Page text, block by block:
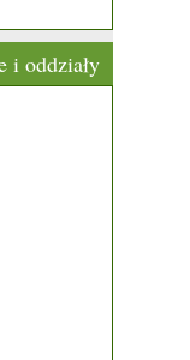
i oddziały